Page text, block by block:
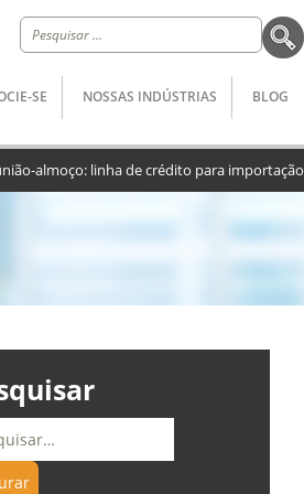
Pesquisar
por:
SE NOSSAS INDÚSTRIAS BLOG
almoço: linha de crédito para importação